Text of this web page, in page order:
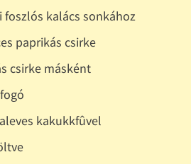
kalács sonkához
paprikás csirke
csirke másként
kakukkfûvel